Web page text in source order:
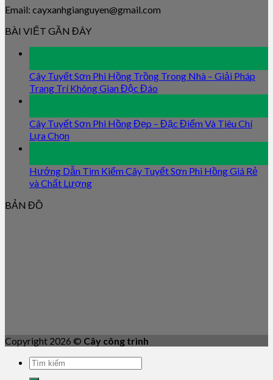
Email: cayxanhgianguyen@gmail.com
BÀI VIẾT GẦN ĐÂY
Cây Tuyết Sơn Phi Hồng Trồng Trong Nhà – Giải Pháp
Trang Trí Không Gian Độc Đáo
Cây Tuyết Sơn Phi Hồng Đẹp – Đặc Điểm Và Tiêu Chí
Lựa Chọn
Hướng Dẫn Tìm Kiếm Cây Tuyết Sơn Phi Hồng Giá Rẻ
và Chất Lượng
BẢN ĐỒ
Copyright 2026 © Cây công trình